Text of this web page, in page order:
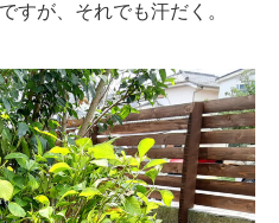
すが、それでも汗だく。